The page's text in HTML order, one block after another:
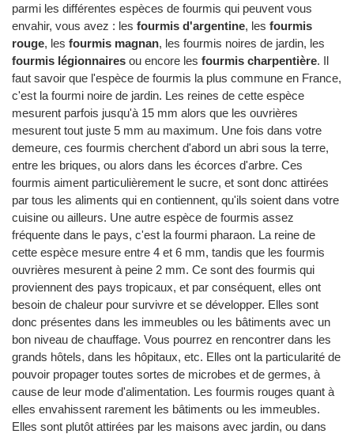
parmi les différentes espèces de fourmis qui peuvent vous
envahir, vous avez : les fourmis d'argentine, les fourmis
rouge, les fourmis magnan, les fourmis noires de jardin, les
fourmis légionnaires ou encore les fourmis charpentière. Il
faut savoir que l'espèce de fourmis la plus commune en France,
c'est la fourmi noire de jardin. Les reines de cette espèce
mesurent parfois jusqu'à 15 mm alors que les ouvrières
mesurent tout juste 5 mm au maximum. Une fois dans votre
demeure, ces fourmis cherchent d'abord un abri sous la terre,
entre les briques, ou alors dans les écorces d'arbre. Ces
fourmis aiment particulièrement le sucre, et sont donc attirées
par tous les aliments qui en contiennent, qu'ils soient dans votre
cuisine ou ailleurs. Une autre espèce de fourmis assez
fréquente dans le pays, c'est la fourmi pharaon. La reine de
cette espèce mesure entre 4 et 6 mm, tandis que les fourmis
ouvrières mesurent à peine 2 mm. Ce sont des fourmis qui
proviennent des pays tropicaux, et par conséquent, elles ont
besoin de chaleur pour survivre et se développer. Elles sont
donc présentes dans les immeubles ou les bâtiments avec un
bon niveau de chauffage. Vous pourrez en rencontrer dans les
grands hôtels, dans les hôpitaux, etc. Elles ont la particularité de
pouvoir propager toutes sortes de microbes et de germes, à
cause de leur mode d'alimentation. Les fourmis rouges quant à
elles envahissent rarement les bâtiments ou les immeubles.
Elles sont plutôt attirées par les maisons avec jardin, ou dans